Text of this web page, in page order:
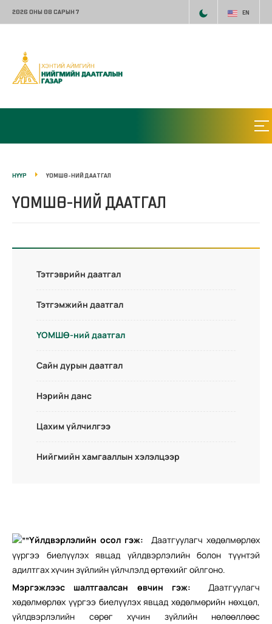
2026 ОНЫ 08 САРЫН 7 EN
НҮҮР ҮОМШӨ-НИЙ ДААТГАЛ
ҮОМШӨ-НИЙ ДААТГАЛ
Тэтгэврийн даатгал
Тэтгэмжийн даатгал
ҮОМШӨ-ний даатгал
Сайн дурын даатгал
Нэрийн данс
Цахим үйлчилгээ
Нийгмийн хамгааллын хэлэлцээр
Үйлдвэрлэлийн осол гэж: Даатгуулагч хөдөлмөрлөх
үүргээ биелүүлэх явцад үйлдвэрлэлийн болон түүнтэй
адилтгах хүчин зүйлийн үйлчлэлд өртөхийг ойлгоно.
Мэргэжлээс шалтгаалсан өвчин гэж: Даатгуулагч
хөдөлмөрлөх үүргээ биелүүлэх явцад хөдөлмөрийн нөхцөл,
үйлдвэрлэлийн сөрөг хүчин зүйлийн нөлөөллөөс